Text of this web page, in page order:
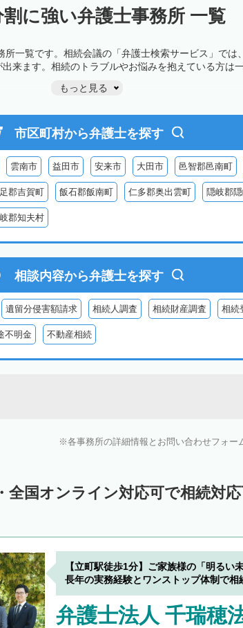
に強い弁護士事務所 一覧
一覧です。相続会議の「弁護士検索サービス」では
来ます。相続のトラブルやお悩みを抱えている方は
もっと見る
市区町村から弁護士を探す
雲南市 益田市 安来市 大田市 邑智郡邑南町
郡吉賀町 飯石郡飯南町 仁多郡奥出雲町 隠岐郡
郡知夫村
相談内容から弁護士を探す
遺留分侵害額請求 相続人調査 相続財産調査 相続
不明金 不動産相続
各事務所の詳細情報とお問い合わせフォー
全国オンライン対応可で相続対
【立町駅徒歩1分】ご家族様の「明るい
長年の実務経験とワンストップ体制で相
弁護士法人 千瑞穂